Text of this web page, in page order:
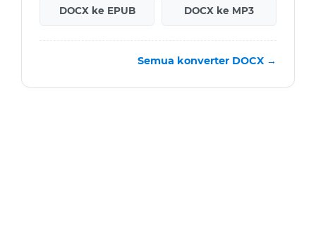
DOCX ke EPUB DOCX ke MP3
Semua konverter DOCX →